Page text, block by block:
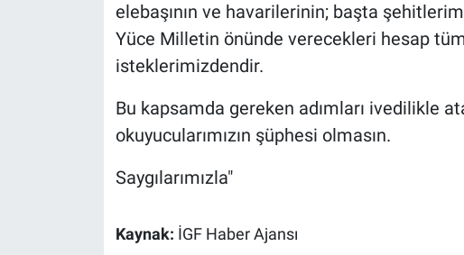
elebaşının ve havarilerinin; başta
Yüce Milletin önünde verecekleri hesap
isteklerimizdendir.
Bu kapsamda gereken adımları ivedilikle
okuyucularımızın şüphesi olmasın.
Saygılarımızla"
Kaynak: İGF Haber Ajansı